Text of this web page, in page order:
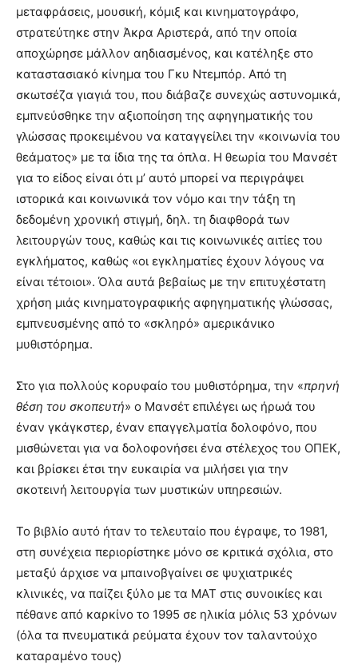
μεταφράσεις, μουσική, κόμιξ και κινηματογράφο,
στρατεύτηκε στην Άκρα Αριστερά, από την οποία
αποχώρησε μάλλον αηδιασμένος, και κατέληξε στο
καταστασιακό κίνημα του Γκυ Ντεμπόρ. Από τη
σκωτσέζα γιαγιά του, που διάβαζε συνεχώς αστυνομικά,
εμπνεύσθηκε την αξιοποίηση της αφηγηματικής του
γλώσσας προκειμένου να καταγγείλει την «κοινωνία του
θεάματος» με τα ίδια της τα όπλα. Η θεωρία του Μανσέτ
για το είδος είναι ότι μ’ αυτό μπορεί να περιγράψει
ιστορικά και κοινωνικά τον νόμο και την τάξη τη
δεδομένη χρονική στιγμή, δηλ. τη διαφθορά των
λειτουργών τους, καθώς και τις κοινωνικές αιτίες του
εγκλήματος, καθώς «οι εγκληματίες έχουν λόγους να
είναι τέτοιοι». Όλα αυτά βεβαίως με την επιτυχέστατη
χρήση μιάς κινηματογραφικής αφηγηματικής γλώσσας,
εμπνευσμένης από το «σκληρό» αμερικάνικο
μυθιστόρημα.
Στο για πολλούς κορυφαίο του μυθιστόρημα, την «πρηνή
θέση του σκοπευτή» ο Μανσέτ επιλέγει ως ήρωά του
έναν γκάγκστερ, έναν επαγγελματία δολοφόνο, που
μισθώνεται για να δολοφονήσει ένα στέλεχος του ΟΠΕΚ,
και βρίσκει έτσι την ευκαιρία να μιλήσει για την
σκοτεινή λειτουργία των μυστικών υπηρεσιών.
Το βιβλίο αυτό ήταν το τελευταίο που έγραψε, το 1981,
στη συνέχεια περιορίστηκε μόνο σε κριτικά σχόλια, στο
μεταξύ άρχισε να μπαινοβγαίνει σε ψυχιατρικές
κλινικές, να παίζει ξύλο με τα ΜΑΤ στις συνοικίες και
πέθανε από καρκίνο το 1995 σε ηλικία μόλις 53 χρόνων
(όλα τα πνευματικά ρεύματα έχουν τον ταλαντούχο
καταραμένο τους)